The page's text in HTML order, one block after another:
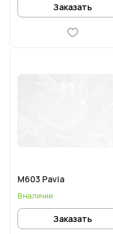
Заказать
M603 Pavia
В наличии
Заказать